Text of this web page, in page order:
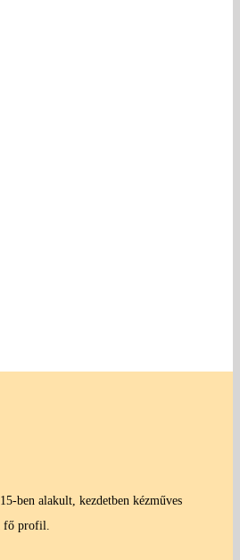
ben alakult, kezdetben kézműves
fő profil.